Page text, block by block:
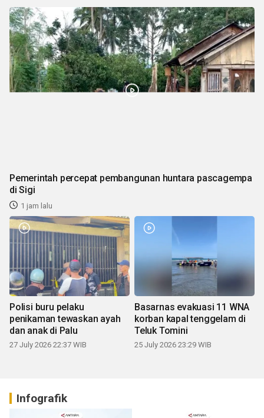
Pemerintah percepat pembangunan huntara pascagempa
di Sigi
1 jam lalu
Polisi buru pelaku
penikaman tewaskan ayah
dan anak di Palu
27 July 2026 22:37 WIB
Basarnas evakuasi 11 WNA
korban kapal tenggelam di
Teluk Tomini
25 July 2026 23:29 WIB
Infografik